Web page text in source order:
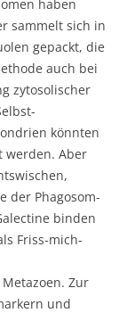
haben
sammelt sich in
gepackt, die
auch bei
zytosolischer
könnten
werden. Aber
der Phagosom-
binden
Friss-mich-
Zur
und